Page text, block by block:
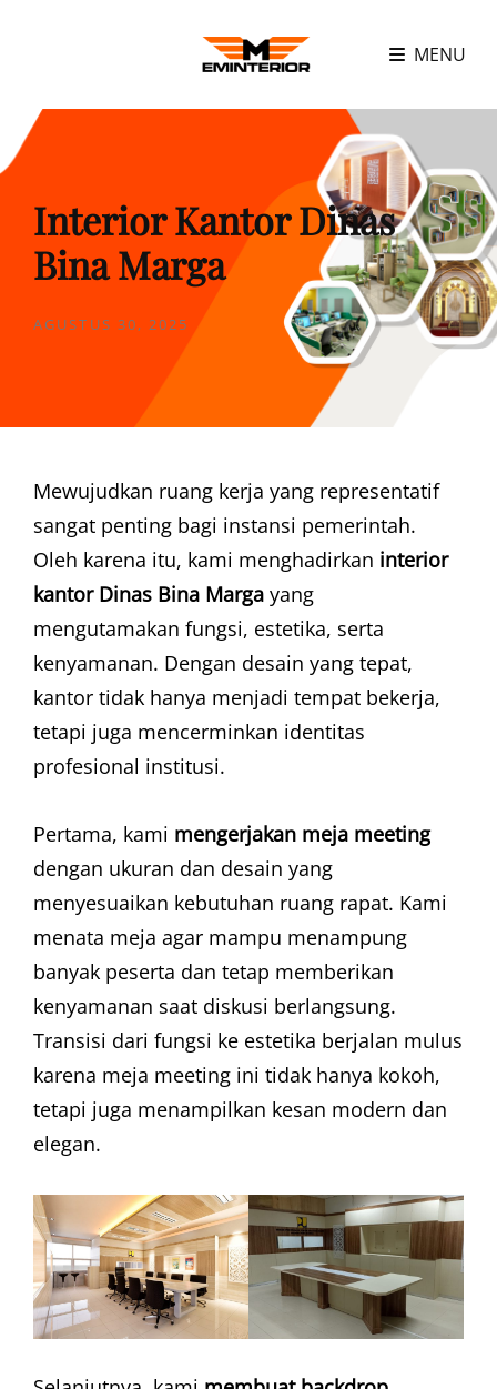
MENU
Interior Kantor Dinas
Bina Marga
POSTED
AGUSTUS 30, 2025
Mewujudkan ruang kerja yang representatif
sangat penting bagi instansi pemerintah.
Oleh karena itu, kami menghadirkan interior
kantor Dinas Bina Marga yang
mengutamakan fungsi, estetika, serta
kenyamanan. Dengan desain yang tepat,
kantor tidak hanya menjadi tempat bekerja,
tetapi juga mencerminkan identitas
profesional institusi.
Pertama, kami mengerjakan meja meeting
dengan ukuran dan desain yang
menyesuaikan kebutuhan ruang rapat. Kami
menata meja agar mampu menampung
banyak peserta dan tetap memberikan
kenyamanan saat diskusi berlangsung.
Transisi dari fungsi ke estetika berjalan mulus
karena meja meeting ini tidak hanya kokoh,
tetapi juga menampilkan kesan modern dan
elegan.